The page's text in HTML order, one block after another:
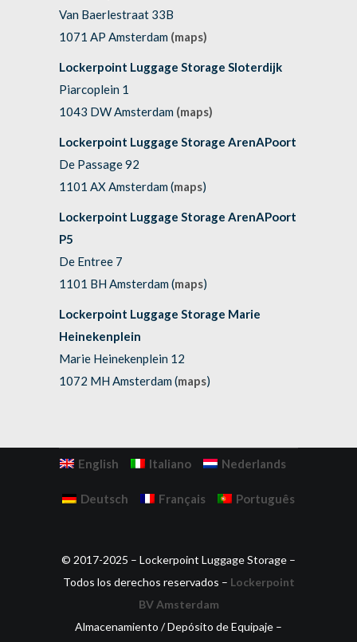
Van Baerlestraat 33B
1071 AP Amsterdam (maps)
Lockerpoint Luggage Storage Sloterdijk
Piarcoplein 1
1043 DW Amsterdam (maps)
Lockerpoint Luggage Storage ArenAPoort
De Passage 92
1101 AX Amsterdam (maps)
Lockerpoint Luggage Storage ArenAPoort
P5
De Entree 7
1101 BH Amsterdam (maps)
Lockerpoint Luggage Storage Marie
Heinekenplein
Marie Heinekenplein 12
1072 MH Amsterdam (maps)
English Italiano Nederlands
Deutsch Français Português
© 2017-2025 – Lockerpoint Luggage Storage –
Todos los derechos reservados – Lockerpoint
BV Amsterdam
Almacenamiento / Depósito de Equipaje –